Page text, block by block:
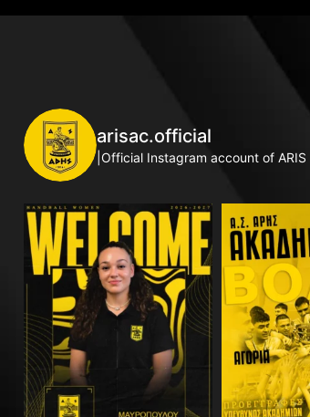
arisac.official
|Official Instagram account of ARIS